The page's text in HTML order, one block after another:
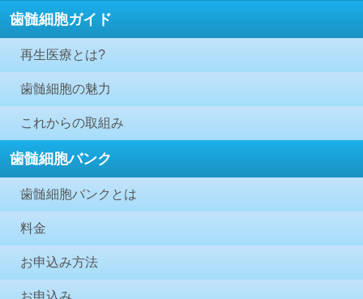
歯髄細胞ガイド
再生医療とは?
歯髄細胞の魅力
これからの取組み
歯髄細胞バンク
歯髄細胞バンクとは
料金
お申込み方法
お申込み